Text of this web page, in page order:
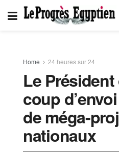
Home 24 heures sur 24
Le
coup
de méga-
nationaux